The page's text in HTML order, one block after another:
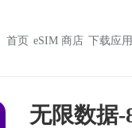
首页 eSIM 商店 下载应用
无限数据-